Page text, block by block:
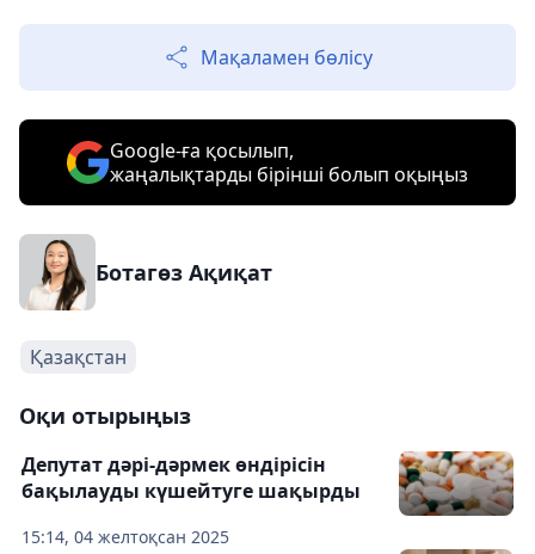
Мақаламен бөлісу
Google-ға қосылып,
жаңалықтарды бірінші болып оқыңыз
Ботагөз Ақиқат
Қазақстан
Оқи отырыңыз
15:14, 04 желтоқсан 2025
Депутат дәрі-дәрмек өндірісін
бақылауды күшейтуге шақырды